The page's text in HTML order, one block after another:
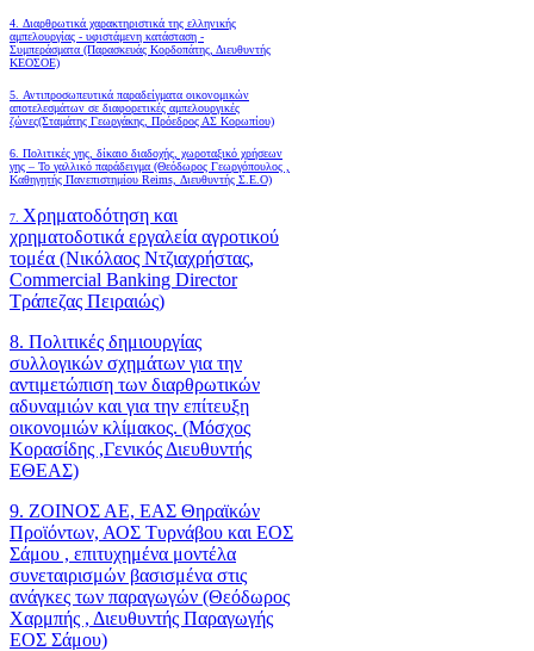
4. Διαρθρωτικά χαρακτηριστικά της ελληνικής
αμπελουργίας - υφιστάμενη κατάσταση -
Συμπεράσματα (Παρασκευάς Κορδοπάτης, Διευθυντής
ΚΕΟΣΟΕ)
5. Αντιπροσωπευτικά παραδείγματα οικονομικών
αποτελεσμάτων σε διαφορετικές αμπελουργικές
ζώνες(Σταμάτης Γεωργάκης, Πρόεδρος ΑΣ Κορωπίου)
6. Πολιτικές γης, δίκαιο διαδοχής, χωροταξικό χρήσεων
γης – Το γαλλικό παράδειγμα (Θεόδωρος Γεωργόπουλος ,
Καθηγητής Πανεπιστημίου Reims, Διευθυντής Σ.Ε.Ο)
7. Χρηματοδότηση και
χρηματοδοτικά εργαλεία αγροτικού
τομέα (Νικόλαος Ντζιαχρήστας,
Commercial Banking Director
Τράπεζας Πειραιώς)
8. Πολιτικές δημιουργίας
συλλογικών σχημάτων για την
αντιμετώπιση των διαρθρωτικών
αδυναμιών και για την επίτευξη
οικονομιών κλίμακος. (Μόσχος
Κορασίδης ,Γενικός Διευθυντής
ΕΘΕΑΣ)
9. ΖΟΙΝΟΣ ΑΕ, ΕΑΣ Θηραϊκών
Προϊόντων, ΑΟΣ Τυρνάβου και ΕΟΣ
Σάμου , επιτυχημένα μοντέλα
συνεταιρισμών βασισμένα στις
ανάγκες των παραγωγών (Θεόδωρος
Χαρμπής , Διευθυντής Παραγωγής
ΕΟΣ Σάμου)